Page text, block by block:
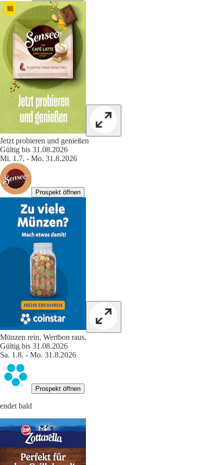
Jetzt probieren und genießen
Gültig bis 31.08.2026
Mi. 1.7. - Mo. 31.8.2026
Prospekt öffnen
Münzen rein, Wertbon raus.
Gültig bis 31.08.2026
Sa. 1.8. - Mo. 31.8.2026
Prospekt öffnen
endet bald